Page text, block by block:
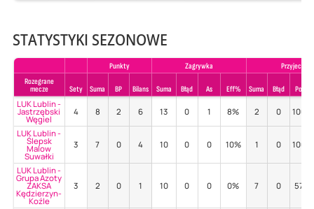
STATYSTYKI SEZONOWE
Punkty Zagrywka
Przyjecie
Rozegrane
mecze
Sety Suma BP Bilans Suma Błąd As Eff% Suma Błąd Poz%
LUK Lublin -
Jastrzębski
Węgiel
4 8 2 6 13 0 1 8% 2 0 100%
LUK Lublin -
Ślepsk
Malow
Suwałki
3 7 0 4 10 0 0 10% 1 0 100%
LUK Lublin -
Grupa Azoty
ZAKSA
Kędzierzyn-
Koźle
3 2 0 1 10 0 0 0% 7 0 57%